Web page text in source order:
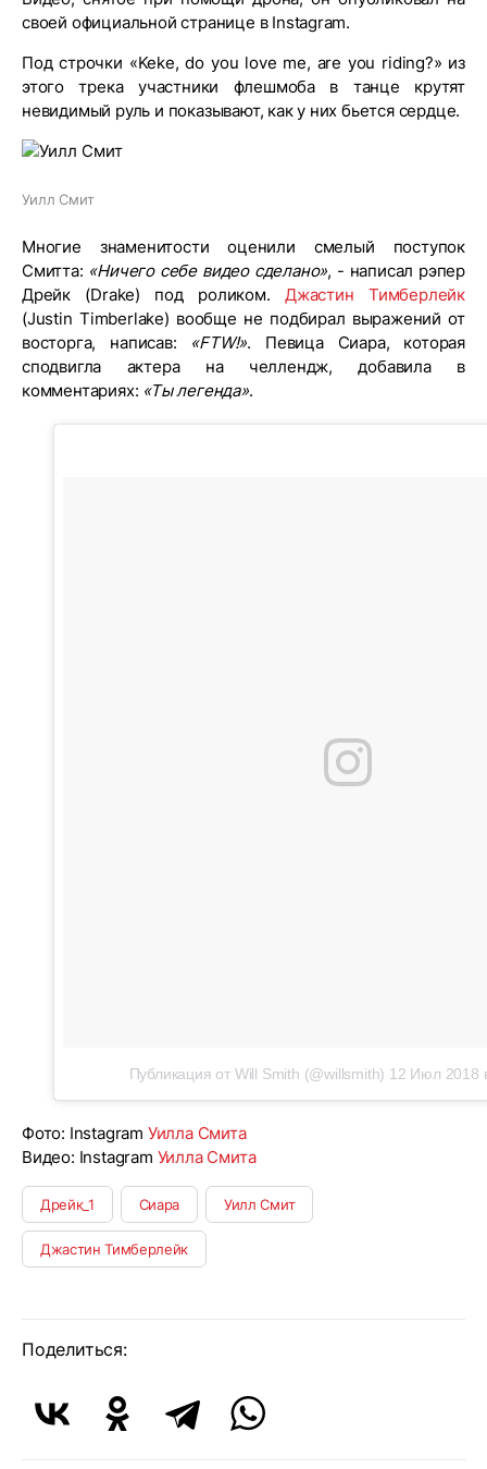
своей официальной странице в Instagram.
Под строчки «Keke, do you love me, are you riding?» из
этого трека участники флешмоба в танце крутят
невидимый руль и показывают, как у них бьется сердце.
Уилл Смит
Многие знаменитости оценили смелый поступок
Смитта: «Ничего себе видео сделано», - написал рэпер
Дрейк (Drake) под роликом.Джастин Тимберлейк
(Justin Timberlake) вообще не подбирал выражений от
восторга, написав: «FTW!». Певица Сиара, которая
сподвигла актера на челлендж, добавила в
комментариях: «Ты легенда».
Публикация от Will Smith (@willsmith) 12 Июл 2018
Фото: Instagram Уилла Смита
Видео: Instagram Уилла Смита
Дрейк_1 Сиара Уилл Смит
Джастин Тимберлейк
Поделиться: